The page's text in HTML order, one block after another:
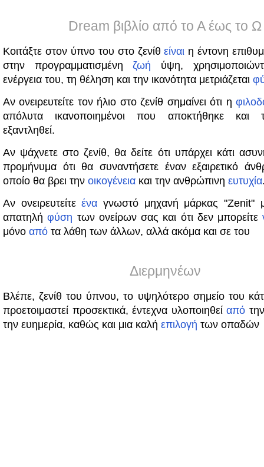
Dream βιβλίο από το Α έως το Ω
Κοιτάξτε στον ύπνο του στο ζενίθείναι η έντονη
στην προγραμματισμένηζωή ύψη,
ενέργεια του, τη θέληση και την ικανότητα μετριάζεται
Αν ονειρευτείτε τον ήλιο στο ζενίθ σημαίνει ότι η
απόλυτα ικανοποιημένοι που αποκτήθηκε και
εξαντληθεί.
Αν ψάχνετε στο ζενίθ, θα δείτε ότι υπάρχει κάτι
προμήνυμα ότι θα συναντήσετε έναν εξαιρετικό
οποίο θα βρει την οικογένεια και την ανθρώπινη ευτυχία
Αν ονειρευτείτεένα γνωστό μηχανή μάρκας "Zenit"
απατηλήφύση των ονείρων σας και ότι δεν μπορείτε
μόνο από τα λάθη των άλλων, αλλά ακόμα και σε του
Διερμηνέων
Βλέπε, ζενίθ του ύπνου, το υψηλότερο σημείο του
προετοιμαστεί προσεκτικά, έντεχνα υλοποιηθείαπό
την ευημερία, καθώς και μια καλή επιλογή των οπαδών